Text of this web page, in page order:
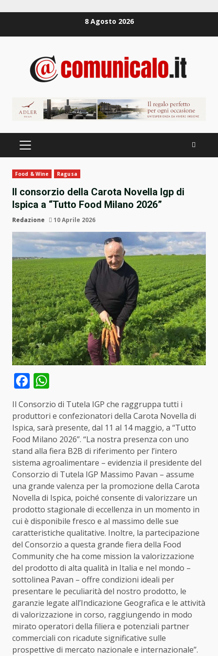
8 Agosto 2026
PRIMÄRES
MENÜ
Food & Wine Ragusa
Il consorzio della Carota Novella Igp di
Ispica a “Tutto Food Milano 2026”
Redazione 10 Aprile 2026
Facebook
Il Consorzio di Tutela IGP che raggruppa tutti i
produttori e confezionatori della Carota Novella di
Ispica, sarà presente, dal 11 al 14 maggio, a “Tutto
Food Milano 2026”. “La nostra presenza con uno
stand alla fiera B2B di riferimento per l’intero
sistema agroalimentare – evidenzia il presidente del
Consorzio di Tutela IGP Massimo Pavan – assume
una grande valenza per la promozione della Carota
Novella di Ispica, poiché consente di valorizzare un
prodotto stagionale di eccellenza in un momento in
cui è disponibile fresco e al massimo delle sue
caratteristiche qualitative. Inoltre, la partecipazione
del Consorzio a questa grande fiera della Food
Community che ha come mission la valorizzazione
del prodotto di alta qualità in Italia e nel mondo –
sottolinea Pavan – offre condizioni ideali per
presentare le peculiarità del nostro prodotto, le
garanzie legate all’Indicazione Geografica e le attività
di valorizzazione in corso, raggiungendo in modo
mirato operatori della filiera e potenziali partner
commerciali con ricadute significative sulle
prospettive di mercato nazionale e internazionale”.